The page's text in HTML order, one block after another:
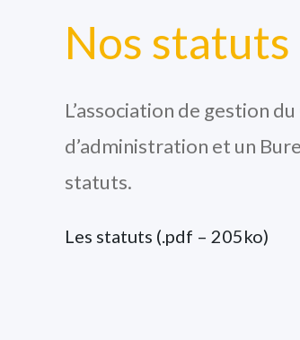
Nos statuts
L’association de gestion
d’administration et un
statuts.
Les statuts (.pdf – 205ko)